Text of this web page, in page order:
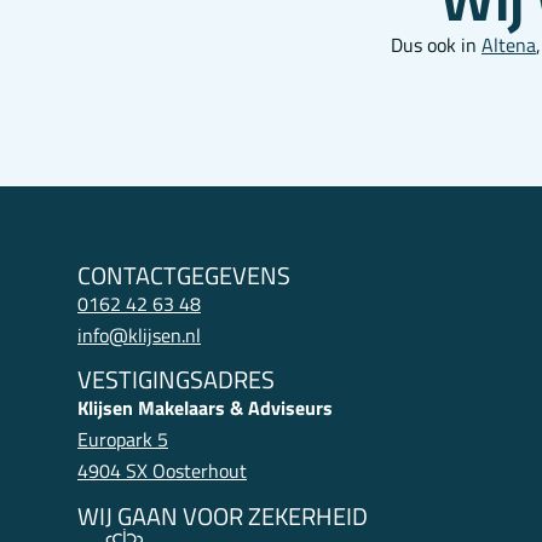
Dus ook in Altena
CONTACTGEGEVENS
0162 42 63 48
info@klijsen.nl
VESTIGINGSADRES
Klijsen Makelaars & Adviseurs
Europark 5
4904 SX Oosterhout
WIJ GAAN VOOR ZEKERHEID